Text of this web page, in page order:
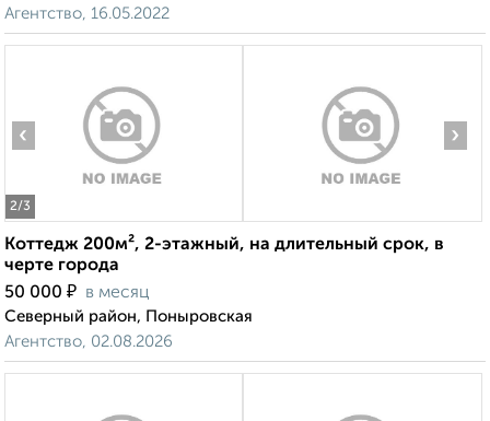
Агентство, 16.05.2022
2/3
‹ ›
Коттедж 200м², 2-этажный, на длительный срок, в
черте города
50 000 ₽ в месяц
Северный район, Поныровская
Агентство, 02.08.2026